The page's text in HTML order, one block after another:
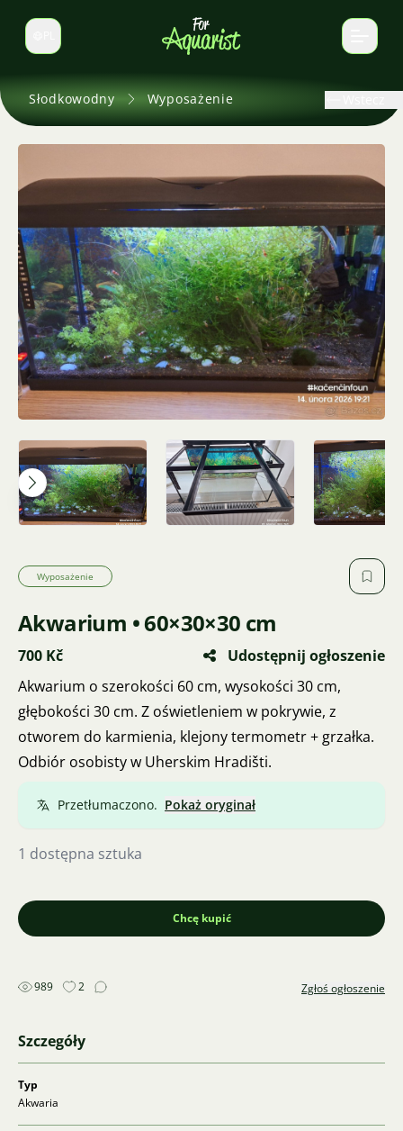
Zmień język
Słodkowodny Wyposażenie
Wyposażenie
Akwarium • 60×30×30 cm
700 Kč
Udostępnij ogłoszenie
Akwarium o szerokości 60 cm, wysokości 30 cm,
głębokości 30 cm. Z oświetleniem w pokrywie, z
otworem do karmienia, klejony termometr + grzałka.
Odbiór osobisty w Uherskim Hradišti.
Przetłumaczono. Pokaż oryginał
1 dostępna sztuka
Chcę kupić
989 2 Zgłoś ogłoszenie
Szczegóły
Typ
Akwaria